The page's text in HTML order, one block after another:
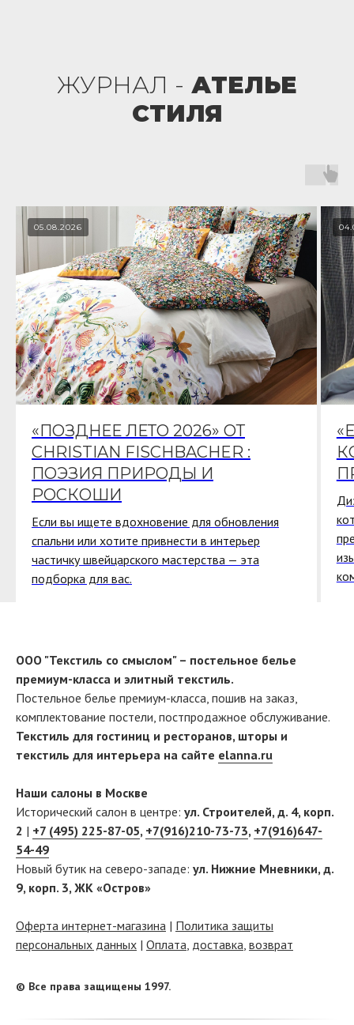
ЖУРНАЛ - АТЕЛЬЕ
СТИЛЯ
05.08.2026
«ПОЗДНЕЕ ЛЕТО 2026» ОТ
CHRISTIAN FISCHBACHER :
ПОЭЗИЯ ПРИРОДЫ И
РОСКОШИ
Если вы ищете вдохновение для обновления
спальни или хотите привнести в интерьер
частичку швейцарского мастерства — эта
подборка для вас.
ООО "Текстиль со смыслом" – постельное белье
премиум-класса и элитный текстиль.
Постельное белье премиум-класса, пошив на заказ,
комплектование постели, постпродажное обслуживание.
Текстиль для гостиниц и ресторанов, шторы и
текстиль для интерьера на сайте elanna.ru
Наши салоны в Москве
Исторический салон в центре: ул. Строителей, д. 4, корп.
2 | +7 (495) 225-87-05, +7(916)210-73-73, +7(916)647-
54-49
Новый бутик на северо-западе: ул. Нижние Мневники, д.
9, корп. 3, ЖК «Остров»
Оферта интернет-магазина | Политика защиты
персональных данных | Оплата доставка возврат
© Все права защищены 1997.